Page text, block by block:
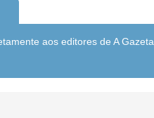
aos editores de A Gazeta